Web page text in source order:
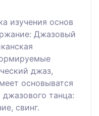
изучения основ
Джазовый
джаз,
основыватся
танца:
свинг.